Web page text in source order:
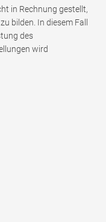
in Rechnung gestellt,
bilden. In diesem Fall
des
wird